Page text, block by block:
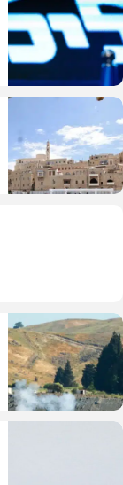
בארץ
פוליטי